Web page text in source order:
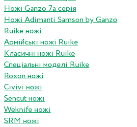
Ножі Ganzo 7а серія
Ножі Adimanti Samson by Ganzo
Ruike ножі
Армійські ножі Ruike
Класичні ножі Ruike
Спеціальні моделі Ruike
Roxon ножi
Civivi ножі
Sencut ножі
Weknife ножі
SRM ножі